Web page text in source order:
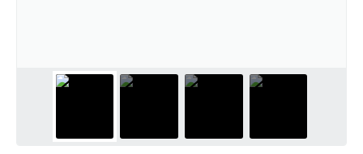
Secretarias
Contas Públicas